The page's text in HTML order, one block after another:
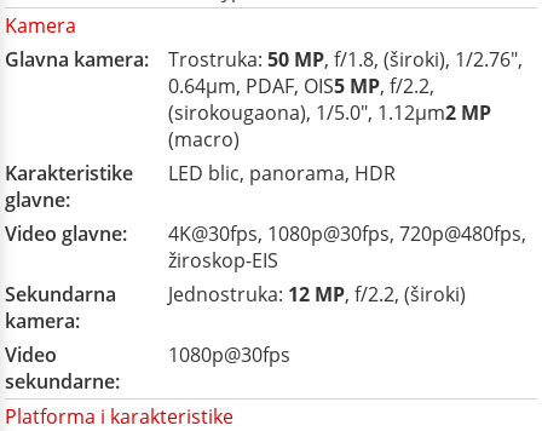
Kamera
Glavna kamera:
Trostruka: 50 MP, f/1.8, (široki), 1/2.76",
0.64µm, PDAF, OIS5 MP, f/2.2,
(sirokougaona), 1/5.0", 1.12µm2 MP
(macro)
Karakteristike
glavne:
LED blic, panorama, HDR
Video glavne:
4K@30fps, 1080p@30fps, 720p@480fps,
žiroskop-EIS
Sekundarna
kamera:
Jednostruka: 12 MP, f/2.2, (široki)
Video
sekundarne:
1080p@30fps
Platforma i karakteristike